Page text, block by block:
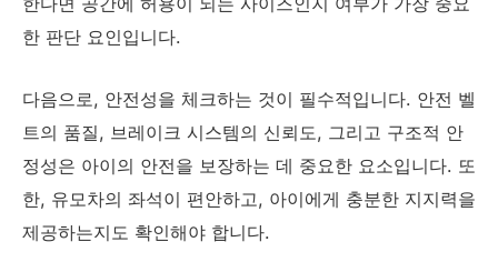
한 판단 요인입니다.
다음으로, 안전성을 체크하는 것이 필수적입니다. 안전 벨
트의 품질, 브레이크 시스템의 신뢰도, 그리고 구조적 안
정성은 아이의 안전을 보장하는 데 중요한 요소입니다. 또
한, 유모차의 좌석이 편안하고, 아이에게 충분한 지지력을
제공하는지도 확인해야 합니다.